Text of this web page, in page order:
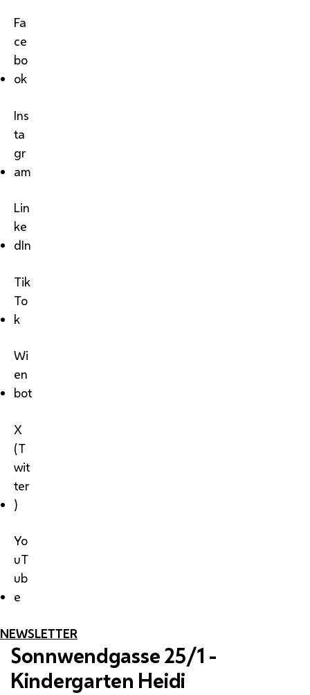
Fa
ce
bo
ok
Ins
ta
gr
am
Lin
ke
dIn
Tik
To
k
Wi
en
bot
X
(T
wit
ter
)
Yo
uT
ub
e
NEWSLETTER
Sonnwendgasse 25/1 -
Kindergarten Heidi